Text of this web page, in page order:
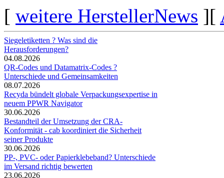
[ weitere HerstellerNews ][
Siegeletiketten ? Was sind die
Herausforderungen?
04.08.2026
QR-Codes und Datamatrix-Codes ?
Unterschiede und Gemeinsamkeiten
08.07.2026
Recyda bündelt globale Verpackungsexpertise in
neuem PPWR Navigator
30.06.2026
Bestandteil der Umsetzung der CRA-
Konformität - cab koordiniert die Sicherheit
seiner Produkte
30.06.2026
PP-, PVC- oder Papierklebeband? Unterschiede
im Versand richtig bewerten
23.06.2026